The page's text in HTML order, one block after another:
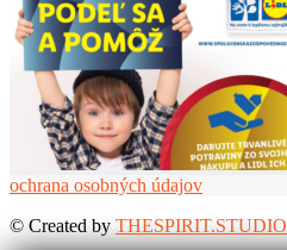
ochrana osobných údajov
© Created by THESPIRIT.STUDIO